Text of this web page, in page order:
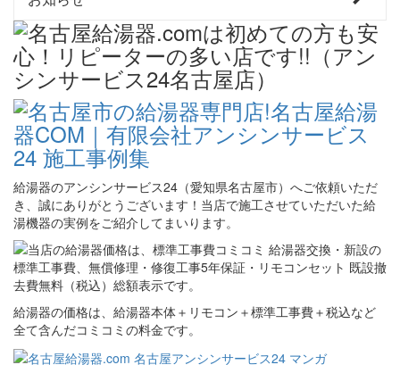
給湯器のアンシンサービス24（愛知県名古屋市）へご依頼いただ
き、誠にありがとうございます！当店で施工させていただいた給
湯機器の実例をご紹介してまいります。
給湯器の価格は、給湯器本体＋リモコン＋標準工事費＋税込など
全て含んだコミコミの料金です。